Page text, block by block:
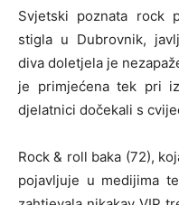
Svjetski poznata rock
stigla u Dubrovnik,
diva doletjela je
je primjećena tek pri
djelatnici dočekali s
Rock & roll baka (72),
pojavljuje u medijima